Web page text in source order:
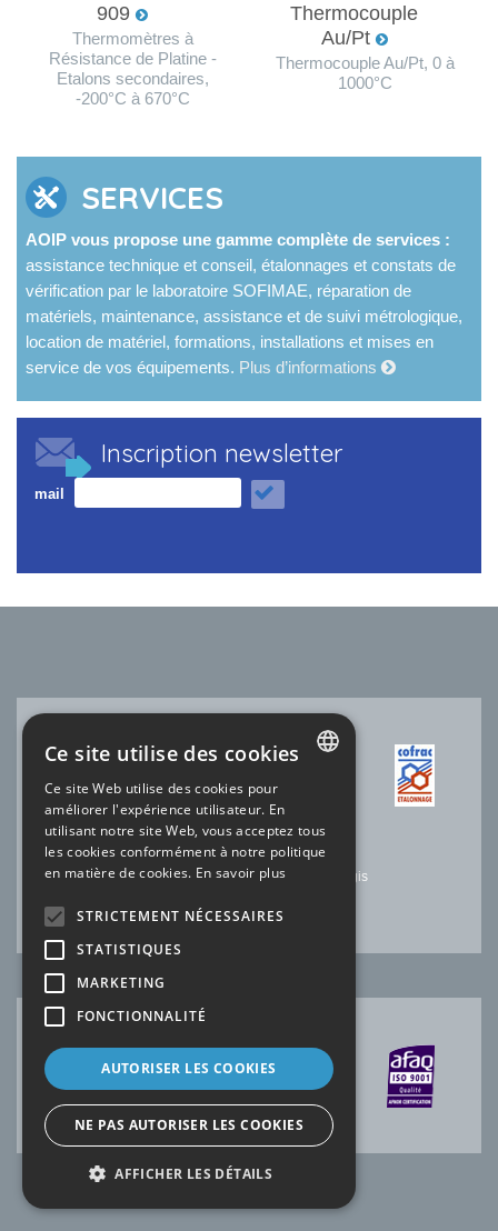
909
Thermomètres à
Résistance de Platine -
Etalons secondaires,
-200°C à 670°C
Thermocouple
Au/Pt
Thermocouple Au/Pt, 0 à
1000°C
SERVICES
AOIP vous propose une gamme complète de services :
assistance technique et conseil, étalonnages et constats de
vérification par le laboratoire SOFIMAE, réparation de
matériels, maintenance, assistance et de suivi métrologique,
location de matériel, formations, installations et mises en
service de vos équipements. Plus d’informations
Inscription newsletter
mail
ACCRÉDITATION COFRAC
N°2.1525 * Température
N°2.1144* Electricité-Magnétisme
N°2.1227 * Temps Fréquence
Laboratoire SOFIMAE de notre site de Ris-Orangis
CERTIFICATION AFAQ
FRENCH
Ce site utilise des cookies
Ce site Web utilise des cookies pour
améliorer l'expérience utilisateur. En
utilisant notre site Web, vous acceptez tous
les cookies conformément à notre politique
en matière de cookies. En savoir plus
STRICTEMENT NÉCESSAIRES
STATISTIQUES
MARKETING
FONCTIONNALITÉ
AUTORISER LES COOKIES
NE PAS AUTORISER LES COOKIES
AFFICHER LES DÉTAILS